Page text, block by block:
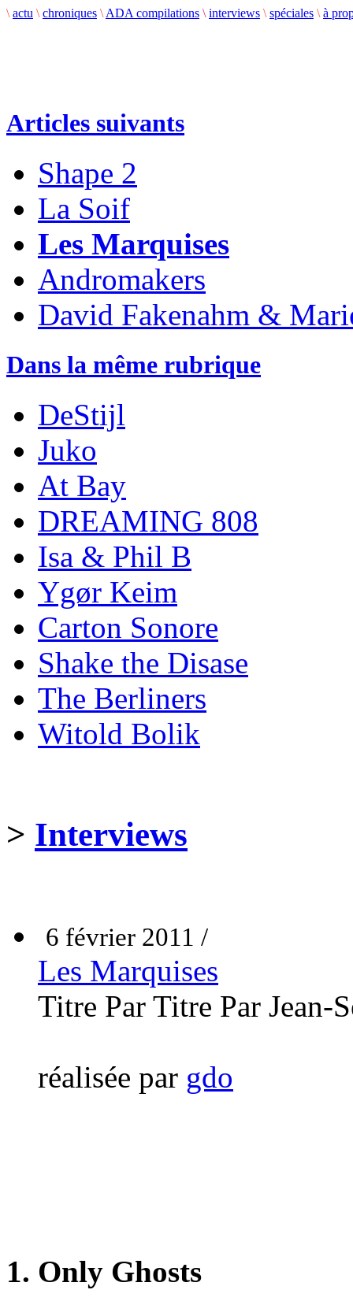
\ actu \ chroniques \ ADA compilations \ interviews \ spéciales \ à
Articles suivants
Shape 2
La Soif
Les Marquises
Andromakers
David Fakenahm &
Dans la même rubrique
DeStijl
Juko
At Bay
DREAMING 808
Isa & Phil B
Ygør Keim
Carton Sonore
Shake the Disase
The Berliners
Witold Bolik
> Interviews
6 février 2011 /
Les Marquises
Titre Par Titre Par Jean-
réalisée par gdo
1. Only Ghosts